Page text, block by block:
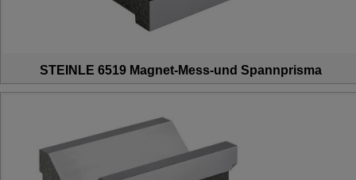
STEINLE 6519 Magnet-Mess-und Spannprisma